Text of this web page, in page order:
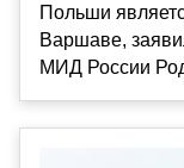
Польши
Варшаве,
МИД России